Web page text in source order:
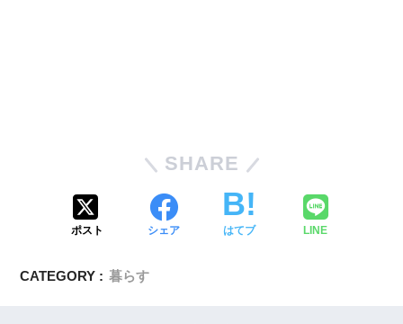
SHARE
ポスト シェア はてブ LINE
CATEGORY : 暮らす